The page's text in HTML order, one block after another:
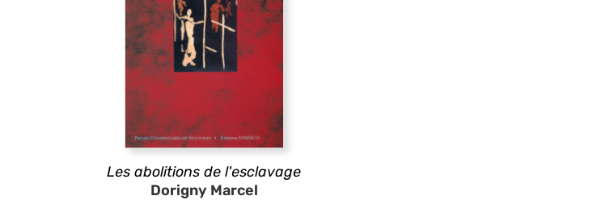
Les abolitions de l'esclavage
Dorigny Marcel